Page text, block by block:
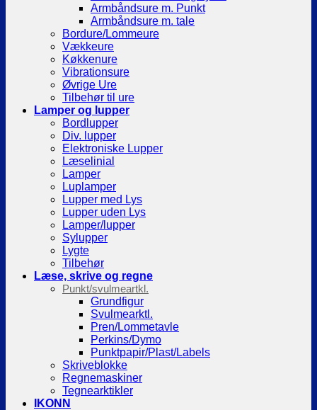
Armbåndsure m. Punkt
Armbåndsure m. tale
Bordure/Lommeure
Vækkeure
Køkkenure
Vibrationsure
Øvrige Ure
Tilbehør til ure
Lamper og lupper
Bordlupper
Div. lupper
Elektroniske Lupper
Læselinial
Lamper
Luplamper
Lupper med Lys
Lupper uden Lys
Lamper/lupper
Sylupper
Lygte
Tilbehør
Læse, skrive og regne
Punkt/svulmeartkl.
Grundfigur
Svulmearktl.
Pren/Lommetavle
Perkins/Dymo
Punktpapir/Plast/Labels
Skriveblokke
Regnemaskiner
Tegnearktikler
IKONN